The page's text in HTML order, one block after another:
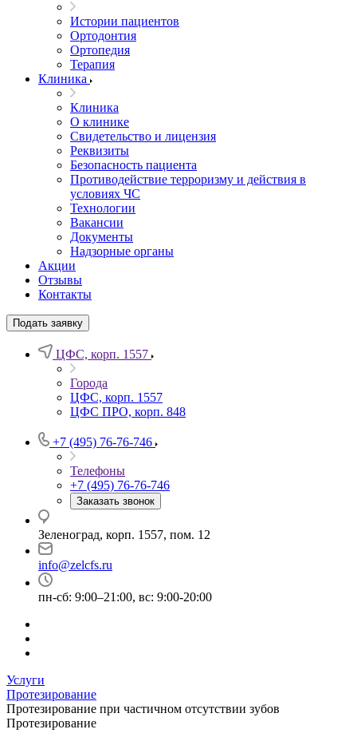
Истории пациентов
Ортодонтия
Ортопедия
Терапия
Клиника
Клиника
О клинике
Свидетельство и лицензия
Реквизиты
Безопасность пациента
Противодействие терроризму и действия в
условиях ЧС
Технологии
Вакансии
Документы
Надзорные органы
Акции
Отзывы
Контакты
Подать заявку
ЦФС, корп. 1557
Города
ЦФС, корп. 1557
ЦФС ПРО, корп. 848
+7 (495) 76-76-746
Телефоны
+7 (495) 76-76-746
Заказать звонок
Зеленоград, корп. 1557, пом. 12
info@zelcfs.ru
пн-сб: 9:00–21:00, вс: 9:00-20:00
Услуги
Протезирование
Протезирование при частичном отсутствии зубов
Протезирование